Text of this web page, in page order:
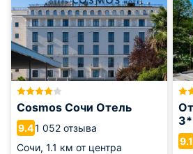
Cosmos Сочи Отель
9.41 052 отзыва
Сочи, 1.1 км от центра
9.1